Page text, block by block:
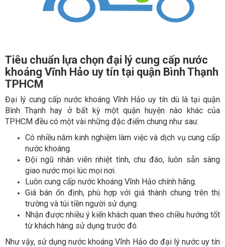
Tiêu chuẩn lựa chọn đại lý cung cấp nước
khoáng Vĩnh Hảo uy tín tại quận Bình Thạnh
TPHCM
Đại lý cung cấp nước khoáng Vĩnh Hảo uy tín dù là tại quận
Bình Thạnh hay ở bất kỳ một quận huyện nào khác của
TPHCM đều có một vài những đặc điểm chung như sau:
Có nhiều năm kinh nghiệm làm việc và dịch vụ cung cấp
nước khoáng.
Đội ngũ nhân viên nhiệt tình, chu đáo, luôn sẵn sàng
giao nước mọi lúc mọi nơi.
Luôn cung cấp nước khoáng Vĩnh Hảo chính hãng.
Giá bán ổn định, phù hợp với giá thành chung trên thị
trường và túi tiền người sử dụng.
Nhận được nhiều ý kiến khách quan theo chiều hướng tốt
từ khách hàng sử dụng trước đó.
Như vậy, sử dụng nước khoáng Vĩnh Hảo do đại lý nước uy tín